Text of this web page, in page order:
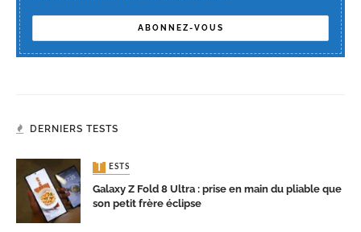
DERNIERS TESTS
TESTS
Galaxy Z Fold 8 Ultra : prise en main du pliable que
son petit frère éclipse